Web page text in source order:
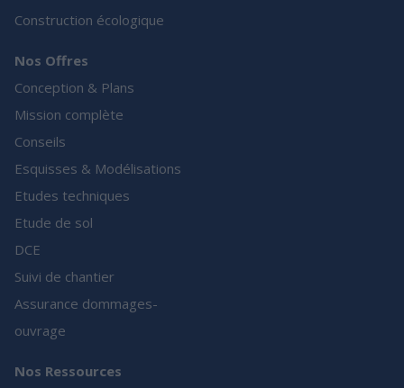
Construction écologique
Nos Offres
Conception & Plans
Mission complète
Conseils
Esquisses & Modélisations
Etudes techniques
Etude de sol
DCE
Suivi de chantier
Assurance dommages-
ouvrage
Nos Ressources